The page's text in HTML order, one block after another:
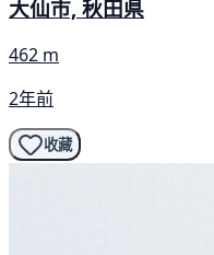
大仙市, 秋田県
462 m
2年前
收藏